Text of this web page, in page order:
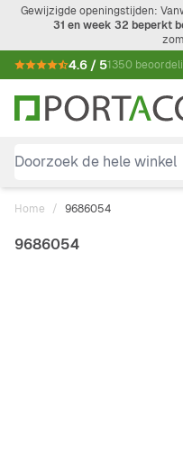
Ga naar de inhoud
Gewijzigde openingstijden:
31 en week 32 beperkt
4.6 / 51350
Doorzoek de hele winkel
Home / 9686054
9686054